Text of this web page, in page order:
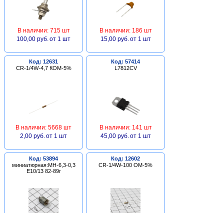
В наличии: 715 шт
100,00 руб. от 1 шт
В наличии: 186 шт
15,00 руб. от 1 шт
Код: 12631
CR-1/4W-4,7 КОМ-5%
В наличии: 5668 шт
2,00 руб. от 1 шт
Код: 57414
L7812CV
В наличии: 141 шт
45,00 руб. от 1 шт
Код: 53894
миниатюрная:МН-6,3-0,3
Е10/13 82-89г
Код: 12602
CR-1/4W-100 ОМ-5%